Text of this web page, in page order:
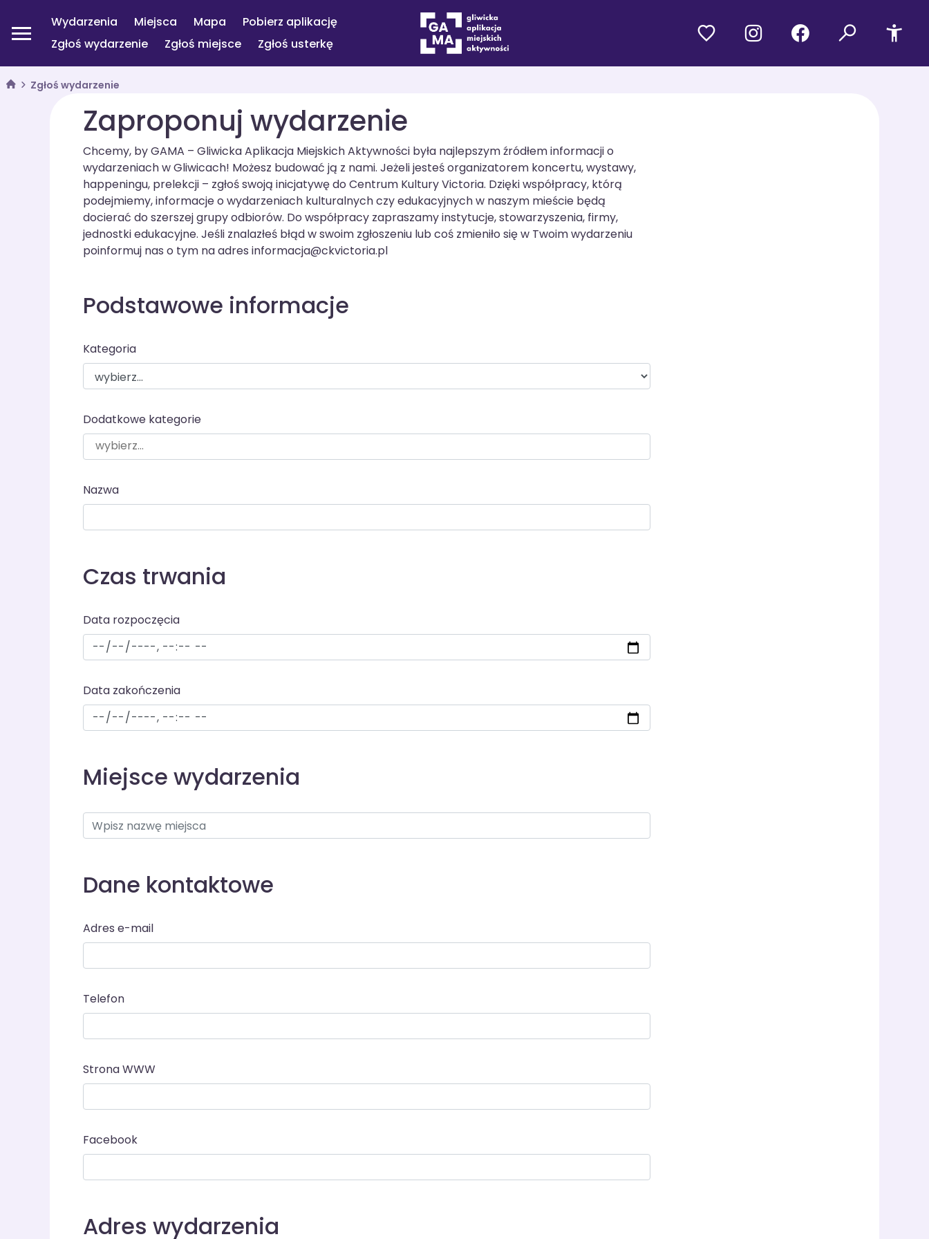
Wydarzenia Miejsca Mapa
Pobierz aplikację
Zgłoś wydarzenie
Zgłoś miejsce Zgłoś usterkę
Zgłoś wydarzenie
Zaproponuj wydarzenie
Chcemy, by GAMA – Gliwicka Aplikacja Miejskich Aktywności była najlepszym źródłem informacji o
wydarzeniach w Gliwicach! Możesz budować ją z nami. Jeżeli jesteś organizatorem koncertu, wystawy,
happeningu, prelekcji – zgłoś swoją inicjatywę do Centrum Kultury Victoria. Dzięki współpracy, którą
podejmiemy, informacje o wydarzeniach kulturalnych czy edukacyjnych w naszym mieście będą
docierać do szerszej grupy odbiorów. Do współpracy zapraszamy instytucje, stowarzyszenia, firmy,
jednostki edukacyjne. Jeśli znalazłeś błąd w swoim zgłoszeniu lub coś zmieniło się w Twoim wydarzeniu
poinformuj nas o tym na adres informacja@ckvictoria.pl
Podstawowe informacje
Kategoria
Dodatkowe kategorie
Nazwa
Czas trwania
Data rozpoczęcia
Data zakończenia
Miejsce wydarzenia
Dane kontaktowe
Adres e-mail
Telefon
Strona WWW
Facebook
Adres wydarzenia